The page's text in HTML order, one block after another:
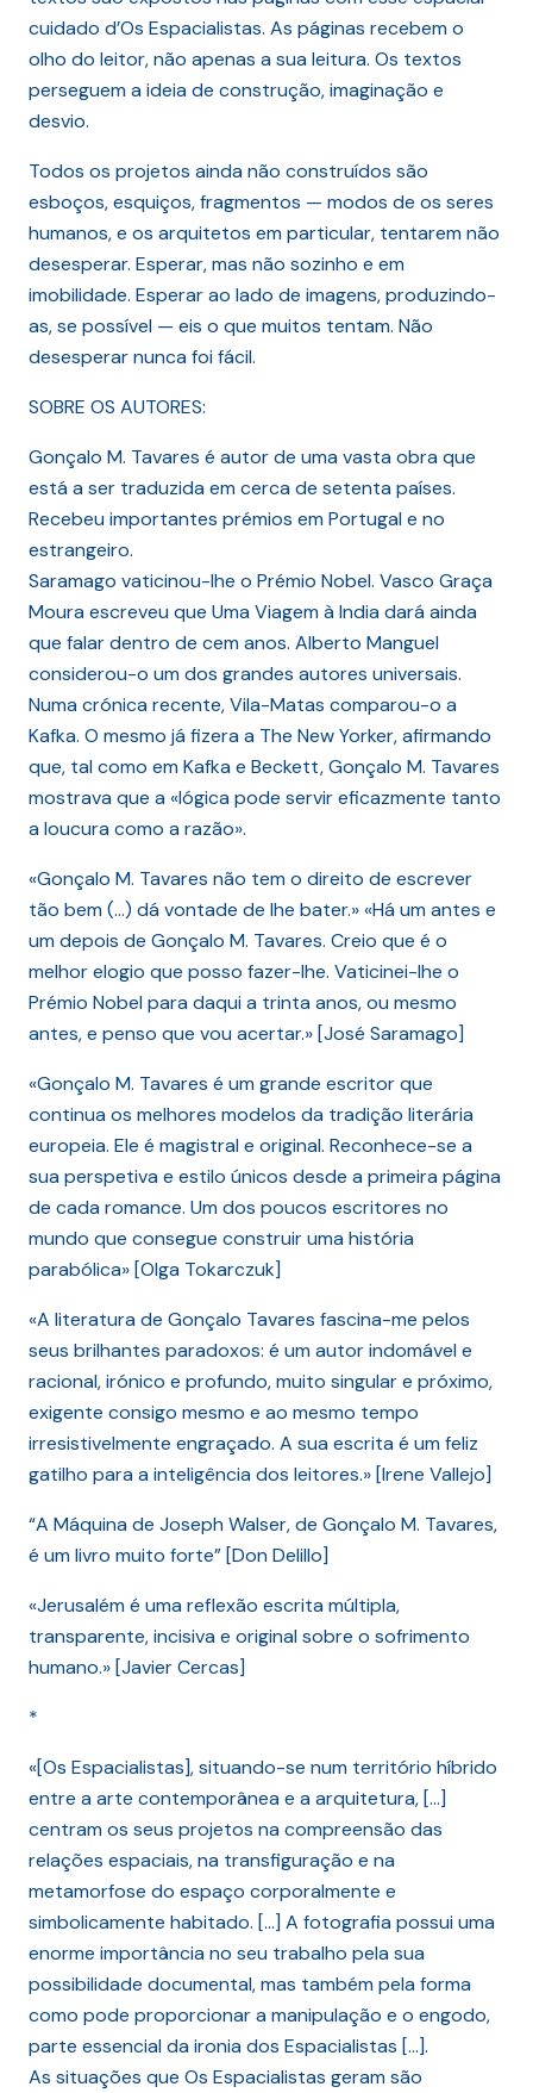
cuidado d’Os Espacialistas. As páginas recebem o
olho do leitor, não apenas a sua leitura. Os textos
perseguem a ideia de construção, imaginação e
desvio.
Todos os projetos ainda não construídos são
esboços, esquiços, fragmentos — modos de os seres
humanos, e os arquitetos em particular, tentarem não
desesperar. Esperar, mas não sozinho e em
imobilidade. Esperar ao lado de imagens, produzindo-
as, se possível — eis o que muitos tentam. Não
desesperar nunca foi fácil.
SOBRE OS AUTORES:
Gonçalo M. Tavares é autor de uma vasta obra que
está a ser traduzida em cerca de setenta países.
Recebeu importantes prémios em Portugal e no
estrangeiro.
Saramago vaticinou-lhe o Prémio Nobel. Vasco Graça
Moura escreveu que Uma Viagem à India dará ainda
que falar dentro de cem anos. Alberto Manguel
considerou-o um dos grandes autores universais.
Numa crónica recente, Vila-Matas comparou-o a
Kafka. O mesmo já fizera a The New Yorker, afirmando
que, tal como em Kafka e Beckett, Gonçalo M. Tavares
mostrava que a «lógica pode servir eficazmente tanto
a loucura como a razão».
«Gonçalo M. Tavares não tem o direito de escrever
tão bem (…) dá vontade de lhe bater.» «Há um antes e
um depois de Gonçalo M. Tavares. Creio que é o
melhor elogio que posso fazer-lhe. Vaticinei-lhe o
Prémio Nobel para daqui a trinta anos, ou mesmo
antes, e penso que vou acertar.» [José Saramago]
«Gonçalo M. Tavares é um grande escritor que
continua os melhores modelos da tradição literária
europeia. Ele é magistral e original. Reconhece-se a
sua perspetiva e estilo únicos desde a primeira página
de cada romance. Um dos poucos escritores no
mundo que consegue construir uma história
parabólica» [Olga Tokarczuk]
«A literatura de Gonçalo Tavares fascina-me pelos
seus brilhantes paradoxos: é um autor indomável e
racional, irónico e profundo, muito singular e próximo,
exigente consigo mesmo e ao mesmo tempo
irresistivelmente engraçado. A sua escrita é um feliz
gatilho para a inteligência dos leitores.» [Irene Vallejo]
“A Máquina de Joseph Walser, de Gonçalo M. Tavares,
é um livro muito forte” [Don Delillo]
«Jerusalém é uma reflexão escrita múltipla,
transparente, incisiva e original sobre o sofrimento
humano.» [Javier Cercas]
*
«[Os Espacialistas], situando-se num território híbrido
entre a arte contemporânea e a arquitetura, […]
centram os seus projetos na compreensão das
relações espaciais, na transfiguração e na
metamorfose do espaço corporalmente e
simbolicamente habitado. […] A fotografia possui uma
enorme importância no seu trabalho pela sua
possibilidade documental, mas também pela forma
como pode proporcionar a manipulação e o engodo,
parte essencial da ironia dos Espacialistas […].
As situações que Os Espacialistas geram são